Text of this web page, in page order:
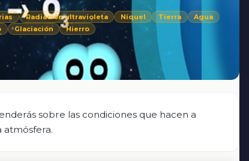
Radiación ultravioleta Níquel Tierra
Agua
Glaciación Hierro
sobre las condiciones que hacen a
atmósfera.